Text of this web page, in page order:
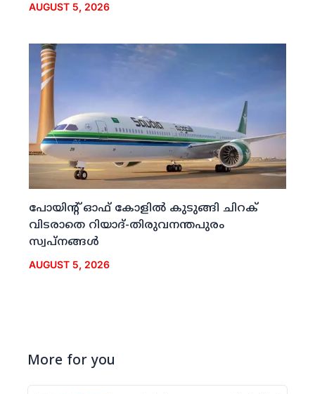
AUGUST 5, 2026
പോയിന്റ് ഓഫ് കോളില്‍ കുടുങ്ങി ചിറക്
വിടരാതെ റിയാദ്-തിരുവനന്തപുരം
സ്വപ്നങ്ങള്‍
AUGUST 5, 2026
More for you